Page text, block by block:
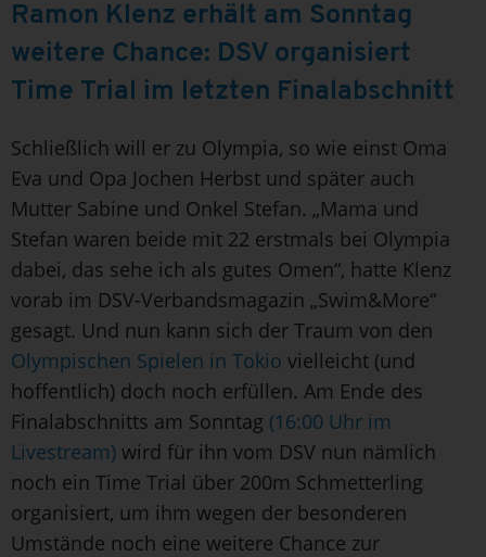
Ramon Klenz erhält am Sonntag
weitere Chance: DSV organisiert
Time Trial im letzten Finalabschnitt
Schließlich will er zu Olympia, so wie einst Oma
Eva und Opa Jochen Herbst und später auch
Mutter Sabine und Onkel Stefan. „Mama und
Stefan waren beide mit 22 erstmals bei Olympia
dabei, das sehe ich als gutes Omen“, hatte Klenz
vorab im DSV-Verbandsmagazin „Swim&More“
gesagt. Und nun kann sich der Traum von den
Olympischen Spielen in Tokio vielleicht (und
hoffentlich) doch noch erfüllen. Am Ende des
Finalabschnitts am Sonntag (16:00 Uhr im
Livestream) wird für ihn vom DSV nun nämlich
noch ein Time Trial über 200m Schmetterling
organisiert, um ihm wegen der besonderen
Umstände noch eine weitere Chance zur